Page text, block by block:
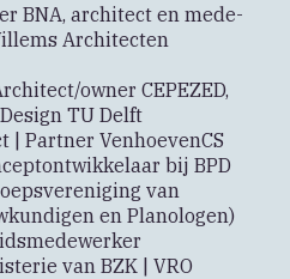
BNA, architect en mede-
Architecten
owner CEPEZED,
TU Delft
| Partner VenhoevenCS
bij BPD
van
en Planologen)
van BZK | VRO